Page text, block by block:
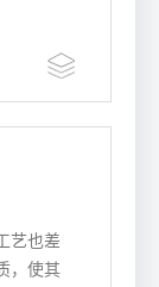
艺也差
，使其